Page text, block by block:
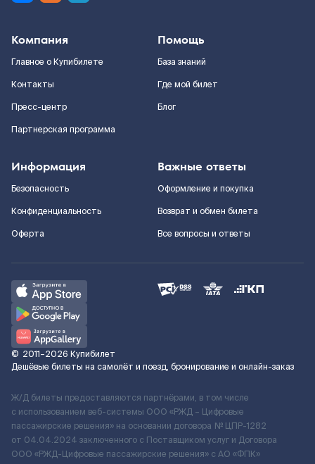
Компания
Главное о Купибилете
Контакты
Пресс-центр
Партнерская программа
Помощь
База знаний
Где мой билет
Блог
Информация
Безопасность
Конфиденциальность
Оферта
Важные ответы
Оформление и покупка
Возврат и обмен билета
Все вопросы и ответы
© 2011–2026 Купибилет
Дешёвые билеты на самолёт и поезд, бронирование и онлайн-заказ
Ж/Д билеты предоставляются партнёрами, в том числе
с использованием веб-системы ООО «РЖД – Цифровые
пассажирские решения» на основании договора № ЦПР-1282
от 04.04.2024 заключенного с Поставщиком услуг и Договора
ООО «РЖД-Цифровые пассажирские решения» c АО «ФПК»